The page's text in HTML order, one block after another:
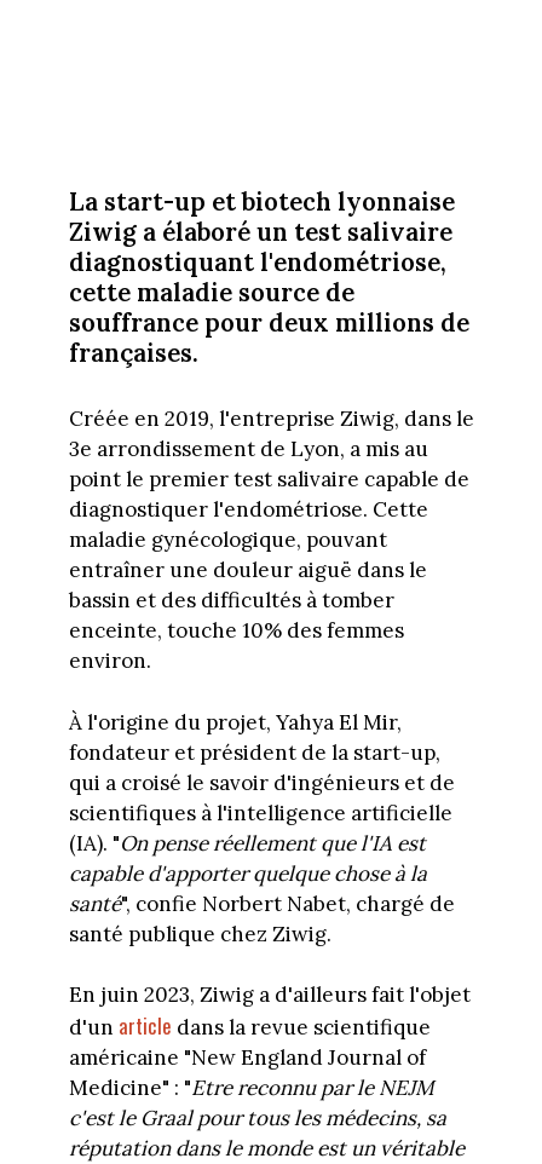
La start-up et biotech lyonnaise
Ziwig a élaboré un test salivaire
diagnostiquant l'endométriose,
cette maladie source de
souffrance pour deux millions de
françaises.
Créée en 2019, l'entreprise Ziwig, dans le
3e arrondissement de Lyon, a mis au
point le premier test salivaire capable de
diagnostiquer l'endométriose. Cette
maladie gynécologique, pouvant
entraîner une douleur aiguë dans le
bassin et des difficultés à tomber
enceinte, touche 10% des femmes
environ.
À l'origine du projet, Yahya El Mir,
fondateur et président de la start-up,
qui a croisé le savoir d'ingénieurs et de
scientifiques à l'intelligence artificielle
(IA). "On pense réellement que l'IA est
capable d'apporter quelque chose à la
santé", confie Norbert Nabet, chargé de
santé publique chez Ziwig.
En juin 2023, Ziwig a d'ailleurs fait l'objet
d'un article dans la revue scientifique
américaine "New England Journal of
Medicine" : "Etre reconnu par le NEJM
c'est le Graal pour tous les médecins, sa
réputation dans le monde est un véritable